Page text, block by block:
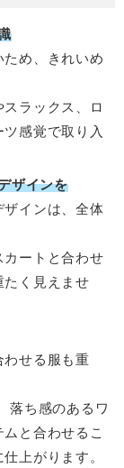
め、きれいめ
ラックス、ロ
感覚で取り入
ザインを
インは、全体
ートと合わせ
く見えませ
わせる服も重
落ち感のあるワ
と合わせるこ
上がります。